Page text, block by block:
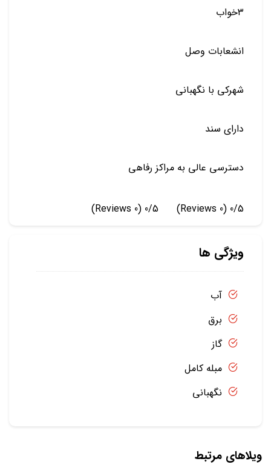
۳خواب
انشعابات وصل
شهرکی با نگهبانی
دارای سند
دسترسی عالی به مراکز رفاهی
0/5
(0 Reviews)
0/5
(0 Reviews)
ویژگی ها
آب
برق
گاز
مبله کامل
نگهبانی
ویلاهای مرتبط